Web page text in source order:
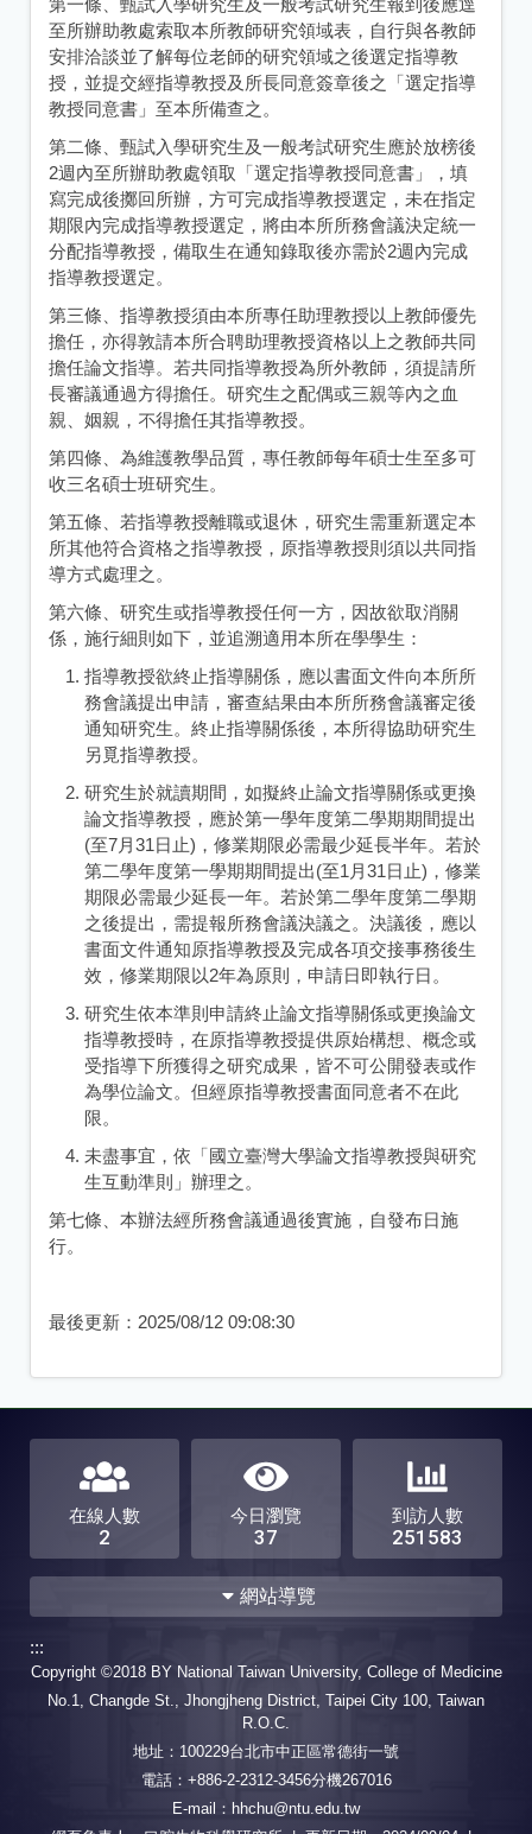
第一條、甄試入學研究生及一般考試研究生報到後應逕
至所辦助教處索取本所教師研究領域表，自行與各教師
安排洽談並了解每位老師的研究領域之後選定指導教
授，並提交經指導教授及所長同意簽章後之「選定指導
教授同意書」至本所備查之。
第二條、甄試入學研究生及一般考試研究生應於放榜後
2週內至所辦助教處領取「選定指導教授同意書」，填
寫完成後擲回所辦，方可完成指導教授選定，未在指定
期限內完成指導教授選定，將由本所所務會議決定統一
分配指導教授，備取生在通知錄取後亦需於2週內完成
指導教授選定。
第三條、指導教授須由本所專任助理教授以上教師優先
擔任，亦得敦請本所合聘助理教授資格以上之教師共同
擔任論文指導。若共同指導教授為所外教師，須提請所
長審議通過方得擔任。研究生之配偶或三親等內之血
親、姻親，不得擔任其指導教授。
第四條、為維護教學品質，專任教師每年碩士生至多可
收三名碩士班研究生。
第五條、若指導教授離職或退休，研究生需重新選定本
所其他符合資格之指導教授，原指導教授則須以共同指
導方式處理之。
第六條、研究生或指導教授任何一方，因故欲取消關
係，施行細則如下，並追溯適用本所在學學生：
指導教授欲終止指導關係，應以書面文件向本所所
務會議提出申請，審查結果由本所所務會議審定後
通知研究生。終止指導關係後，本所得協助研究生
另覓指導教授。
研究生於就讀期間，如擬終止論文指導關係或更換
論文指導教授，應於第一學年度第二學期期間提出
(至7月31日止)，修業期限必需最少延長半年。若於
第二學年度第一學期期間提出(至1月31日止)，修業
期限必需最少延長一年。若於第二學年度第二學期
之後提出，需提報所務會議決議之。決議後，應以
書面文件通知原指導教授及完成各項交接事務後生
效，修業期限以2年為原則，申請日即執行日。
研究生依本準則申請終止論文指導關係或更換論文
指導教授時，在原指導教授提供原始構想、概念或
受指導下所獲得之研究成果，皆不可公開發表或作
為學位論文。但經原指導教授書面同意者不在此
限。
未盡事宜，依「國立臺灣大學論文指導教授與研究
生互動準則」辦理之。
第七條、本辦法經所務會議通過後實施，自發布日施
行。
最後更新： 2025/08/12 09:08:30
在線人數
2
今日瀏覽
37
到訪人數
251583
網站導覽
最新消息
所長的話 師資介紹
博士班研究生選定暨更換指
招生訊息
博士甄試
博士一般招生
碩士甄試
碩士一般招生
:::
Copyright ©2018 BY National Taiwan University, College of Medicine
No.1, Changde St., Jhongjheng District, Taipei City 100, Taiwan
R.O.C.
地址：100229台北市中正區常德街一號
電話：+886-2-2312-3456分機267016
E-mail：hhchu@ntu.edu.tw